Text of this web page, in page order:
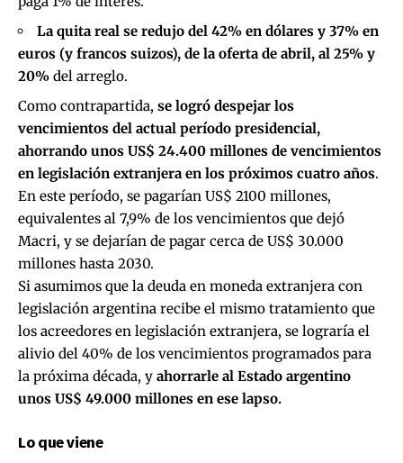
La quita real se redujo del 42% en dólares y 37% en
euros (y francos suizos), de la oferta de abril, al 25% y
20% del arreglo.
Como contrapartida, se logró despejar los
vencimientos del actual período presidencial,
ahorrando unos US$ 24.400 millones de vencimientos
en legislación extranjera en los próximos cuatro años.
En este período, se pagarían US$ 2100 millones,
equivalentes al 7,9% de los vencimientos que dejó
Macri, y se dejarían de pagar cerca de US$ 30.000
millones hasta 2030.
Si asumimos que la deuda en moneda extranjera con
legislación argentina recibe el mismo tratamiento que
los acreedores en legislación extranjera, se lograría el
alivio del 40% de los vencimientos programados para
la próxima década, y ahorrarle al Estado argentino
unos US$ 49.000 millones en ese lapso.
Lo que viene